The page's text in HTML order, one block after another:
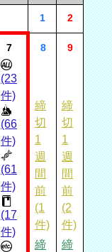
1 2
7
(23
件)
(66
件)
(61
件)
(17
件)
8
締
切
1
週
間
前
(1
件)
締
9
締
切
1
週
間
前
(2
件)
締